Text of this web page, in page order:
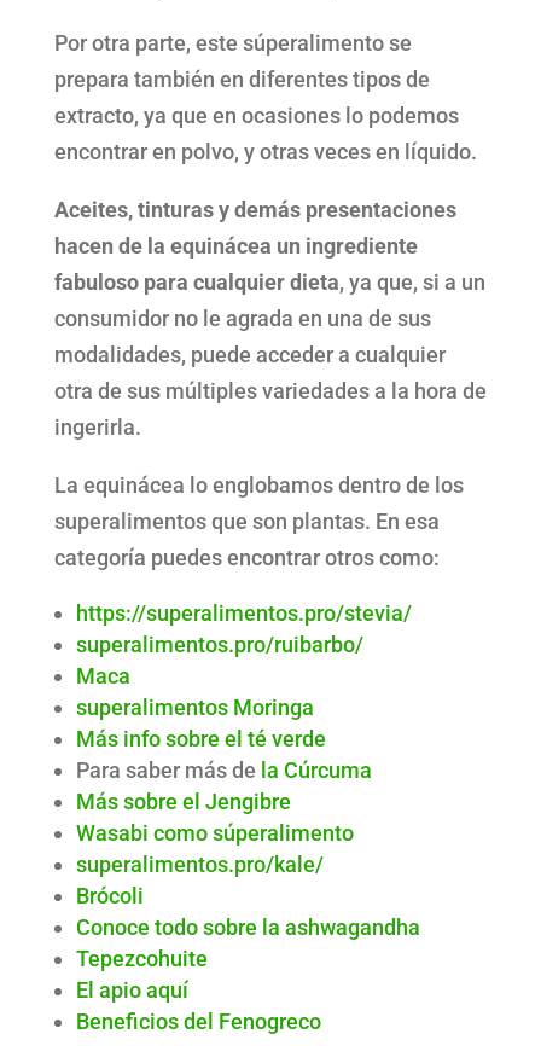
Por otra parte, este súperalimento se
prepara también en diferentes tipos de
extracto, ya que en ocasiones lo podemos
encontrar en polvo, y otras veces en líquido.
Aceites, tinturas y demás presentaciones
hacen de la equinácea un ingrediente
fabuloso para cualquier dieta, ya que, si a un
consumidor no le agrada en una de sus
modalidades, puede acceder a cualquier
otra de sus múltiples variedades a la hora de
ingerirla.
La equinácea lo englobamos dentro de los
superalimentos que son plantas. En esa
categoría puedes encontrar otros como:
https://superalimentos.pro/stevia/
superalimentos.pro/ruibarbo/
Maca
superalimentos Moringa
Más info sobre el té verde
Para saber más de la Cúrcuma
Más sobre el Jengibre
Wasabi como súperalimento
superalimentos.pro/kale/
Brócoli
Conoce todo sobre la ashwagandha
Tepezcohuite
El apio aquí
Beneficios del Fenogreco